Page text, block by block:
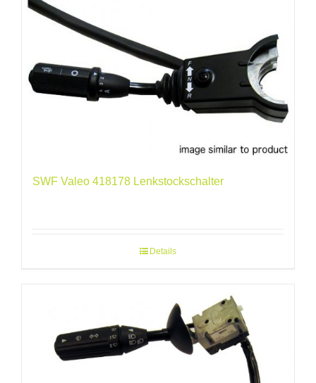
SWF Valeo 418178 Lenkstockschalter
Details